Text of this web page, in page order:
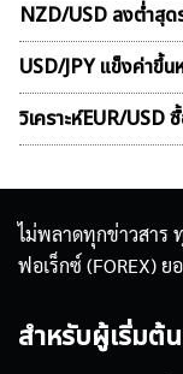
NZD/USD ลงต่ำสุด
USD/JPY แข็งค่าขึ้
วิเคราะห์EUR/USD
ไม่พลาดทุกข่าวสาร
ฟอเร็กซ์ (FOREX)
สำหรับผู้เริ่มต้น